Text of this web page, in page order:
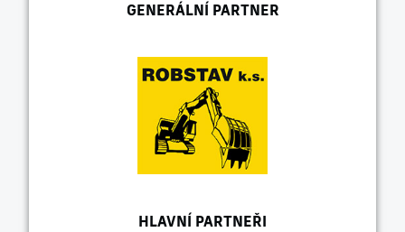
GENERÁLNÍ PARTNER
HLAVNÍ PARTNEŘI